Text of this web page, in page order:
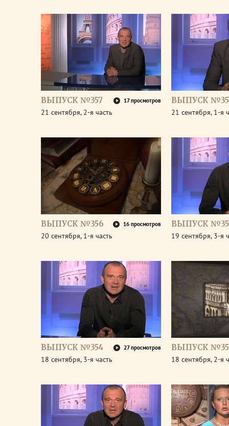
ВЫПУСК №357 17 просмотров
21 сентября, 2-я часть
ВЫПУСК
21 сентября, 1-я
ВЫПУСК №356 16 просмотров
20 сентября, 1-я часть
ВЫПУСК
19 сентября, 3-я
ВЫПУСК №354 27 просмотров
18 сентября, 3-я часть
ВЫПУСК
18 сентября, 2-я